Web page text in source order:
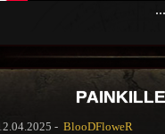
- BlooDFloweR